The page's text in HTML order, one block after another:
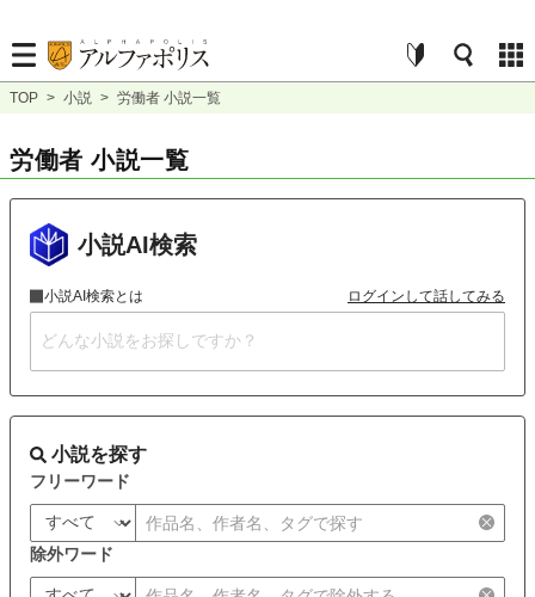
TOP > 小説 > 労働者 小説一覧
労働者 小説一覧
小説AI検索
小説AI検索とは ログインして話してみる
小説を探す
フリーワード
除外ワード